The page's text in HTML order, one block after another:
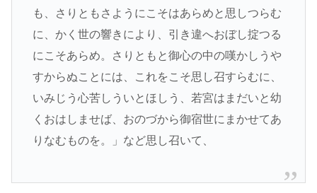
も、さりともさようにこそはあらめと思しつらむ
に、かく世の響きにより、引き違へおぼし掟つる
にこそあらめ。さりともと御心の中の嘆かしうや
すからぬことには、これをこそ思し召すらむに、
いみじう心苦しういとほしう、若宮はまだいと幼
くおはしませば、おのづから御宿世にまかせてあ
りなむものを。」など思し召いて、